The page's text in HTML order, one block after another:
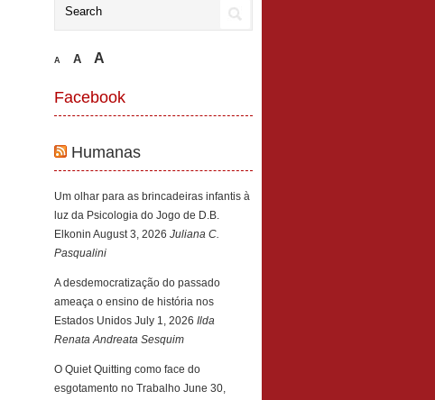
A A A
Facebook
Humanas
Um olhar para as brincadeiras infantis à
luz da Psicologia do Jogo de D.B.
Elkonin August 3, 2026 Juliana C.
Pasqualini
A desdemocratização do passado
ameaça o ensino de história nos
Estados Unidos July 1, 2026 Ilda
Renata Andreata Sesquim
O Quiet Quitting como face do
esgotamento no Trabalho June 30,